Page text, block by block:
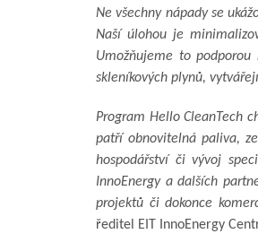
Ne všechny nápady se
Naší úlohou je
Umožňujeme to
skleníkových plynů,
Program Hello CleanTech
patří obnovitelná paliva,
hospodářství či vývoj
InnoEnergy a dalších
projektů či dokonce
ředitel EIT InnoEnergy